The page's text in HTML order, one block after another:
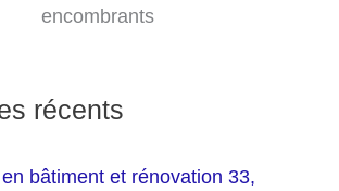
encombrants
récents
bâtiment et rénovation 33,